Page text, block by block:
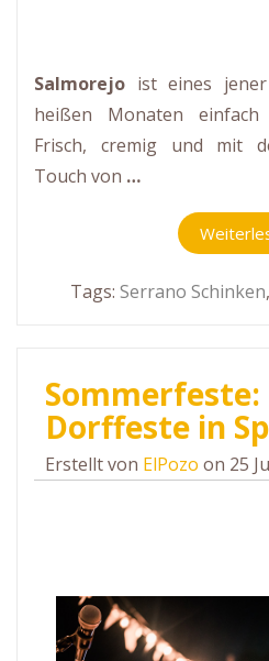
Salmorejo ist eines
heißen Monaten
Frisch, cremig und mit
Touch von …
Tags: Serrano Schinken,
Sommerfeste:
Dorffeste in
Erstellt von ElPozo on 25